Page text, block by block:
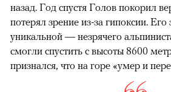
назад. Год спустя Голов покорил
потерял зрение из-за гипоксии. Его
уникальной — незрячего
смогли спустить с высоты 8600
признался, что на горе «умер и